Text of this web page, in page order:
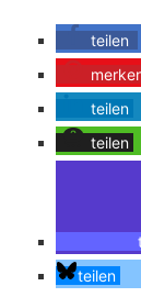
teilen
teilen
teilen
teilen